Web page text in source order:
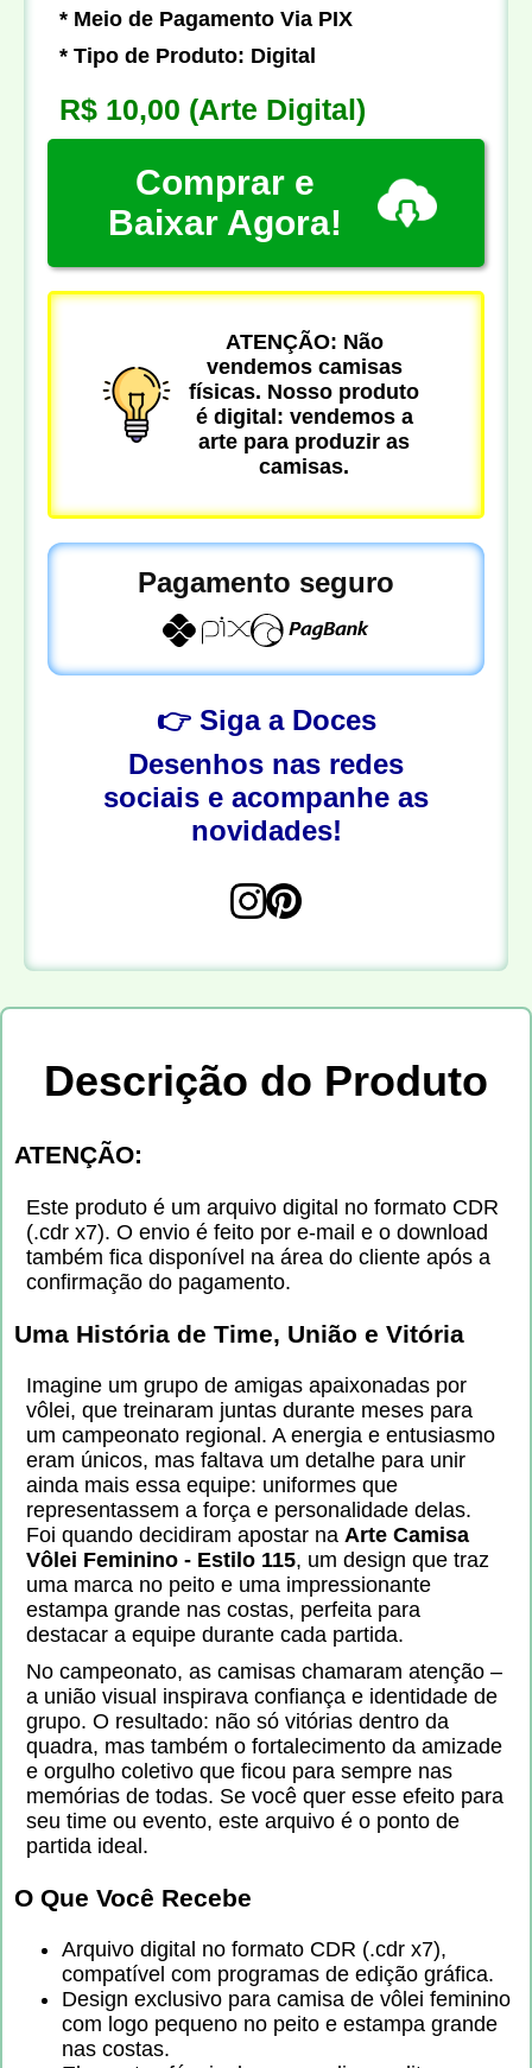
* Meio de Pagamento Via PIX
* Tipo de Produto: Digital
R$ 10,00 (Arte Digital)
Comprar e
Baixar Agora!
ATENÇÃO: Não
vendemos camisas
físicas. Nosso produto
é digital: vendemos a
arte para produzir as
camisas.
Pagamento seguro
👉 Siga a Doces
Desenhos nas redes
sociais e acompanhe as
novidades!
Descrição do Produto
ATENÇÃO:
Este produto é um arquivo digital no formato CDR
(.cdr x7). O envio é feito por e-mail e o download
também fica disponível na área do cliente após a
confirmação do pagamento.
Uma História de Time, União e Vitória
Imagine um grupo de amigas apaixonadas por
vôlei, que treinaram juntas durante meses para
um campeonato regional. A energia e entusiasmo
eram únicos, mas faltava um detalhe para unir
ainda mais essa equipe: uniformes que
representassem a força e personalidade delas.
Foi quando decidiram apostar na Arte Camisa
Vôlei Feminino - Estilo 115, um design que traz
uma marca no peito e uma impressionante
estampa grande nas costas, perfeita para
destacar a equipe durante cada partida.
No campeonato, as camisas chamaram atenção –
a união visual inspirava confiança e identidade de
grupo. O resultado: não só vitórias dentro da
quadra, mas também o fortalecimento da amizade
e orgulho coletivo que ficou para sempre nas
memórias de todas. Se você quer esse efeito para
seu time ou evento, este arquivo é o ponto de
partida ideal.
O Que Você Recebe
Arquivo digital no formato CDR (.cdr x7),
compatível com programas de edição gráfica.
Design exclusivo para camisa de vôlei feminino
com logo pequeno no peito e estampa grande
nas costas.